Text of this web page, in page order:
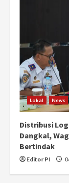
Lokal News
Distribusi
Dangkal,
Bertindak
Editor PI